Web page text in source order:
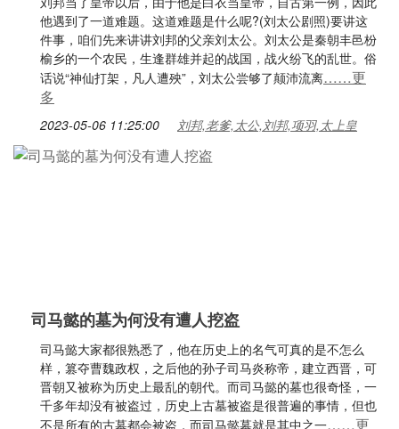
他遇到了一道难题。这道难题是什么呢?(刘太公剧照)要讲这
件事，咱们先来讲讲刘邦的父亲刘太公。刘太公是秦朝丰邑枌
榆乡的一个农民，生逢群雄并起的战国，战火纷飞的乱世。俗
话说“神仙打架，凡人遭殃”，刘太公尝够了颠沛流离……更
多
2023-05-06 11:25:00 刘邦,老爹,太公,刘邦,项羽,太上皇
司马懿的墓为何没有遭人挖盗
司马懿大家都很熟悉了，他在历史上的名气可真的是不怎么
样，篡夺曹魏政权，之后他的孙子司马炎称帝，建立西晋，可
晋朝又被称为历史上最乱的朝代。而司马懿的墓也很奇怪，一
千多年却没有被盗过，历史上古墓被盗是很普遍的事情，但也
不是所有的古墓都会被盗，而司马懿墓就是其中之一……更